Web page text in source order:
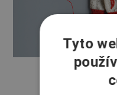
Tyto